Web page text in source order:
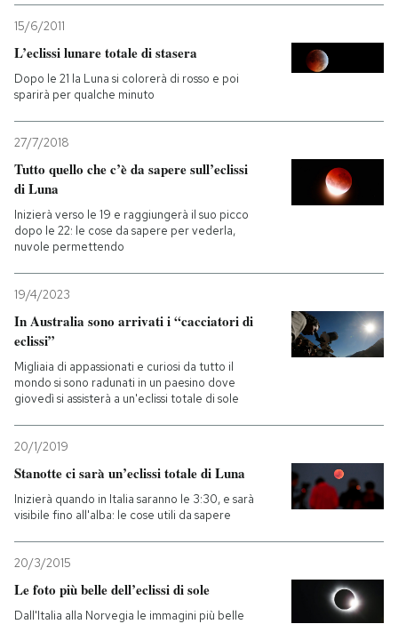
15/6/2011
L’eclissi lunare totale di stasera
Dopo le 21 la Luna si colorerà di rosso e poi
sparirà per qualche minuto
27/7/2018
Tutto quello che c’è da sapere sull’eclissi
di Luna
Inizierà verso le 19 e raggiungerà il suo picco
dopo le 22: le cose da sapere per vederla,
nuvole permettendo
19/4/2023
In Australia sono arrivati i “cacciatori di
eclissi”
Migliaia di appassionati e curiosi da tutto il
mondo si sono radunati in un paesino dove
giovedì si assisterà a un'eclissi totale di sole
20/1/2019
Stanotte ci sarà un’eclissi totale di Luna
Inizierà quando in Italia saranno le 3:30, e sarà
visibile fino all'alba: le cose utili da sapere
20/3/2015
Le foto più belle dell’eclissi di sole
Dall'Italia alla Norvegia le immagini più belle